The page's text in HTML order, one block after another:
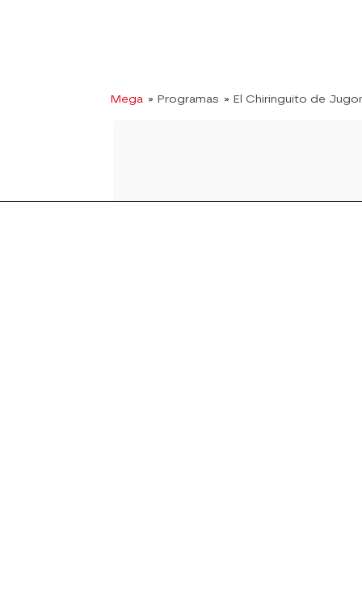
Mega » Programas » El Chiringuito de